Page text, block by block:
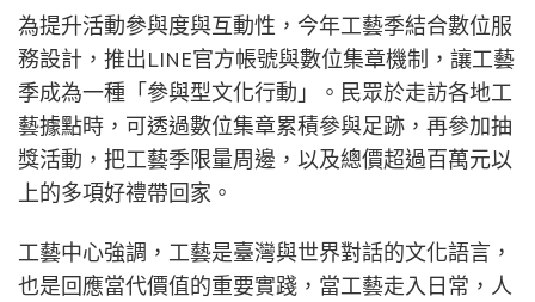
為提升活動參與度與互動性，今年工藝季結合數位服
務設計，推出LINE官方帳號與數位集章機制，讓工藝
季成為一種「參與型文化行動」。民眾於走訪各地工
藝據點時，可透過數位集章累積參與足跡，再參加抽
獎活動，把工藝季限量周邊，以及總價超過百萬元以
上的多項好禮帶回家。
工藝中心強調，工藝是臺灣與世界對話的文化語言，
也是回應當代價值的重要實踐，當工藝走入日常，人